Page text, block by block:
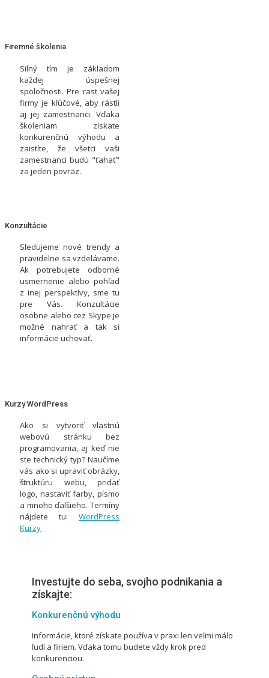
Firemné školenia
Silný tím je základom
každej úspešnej
spoločnosti. Pre rast vašej
firmy je kľúčové, aby rástli
aj jej zamestnanci. Vďaka
školeniam získate
konkurenčnú výhodu a
zaistíte, že všetci vaši
zamestnanci budú "ťahať"
za jeden povraz.
Konzultácie
Sledujeme nové trendy a
pravidelne sa vzdelávame.
Ak potrebujete odborné
usmernenie alebo pohľad
z inej perspektívy, sme tu
pre Vás. Konzultácie
osobne alebo cez Skype je
možné nahrať a tak si
informácie uchovať.
Kurzy WordPress
Ako si vytvoriť vlastnú
webovú stránku bez
programovania, aj keď nie
ste technický typ? Naučíme
vás ako si upraviť obrázky,
štruktúru webu, pridať
logo, nastaviť farby, písmo
a mnoho ďalšieho. Termíny
nájdete tu: WordPress
Kurzy
Investujte do seba, svojho podnikania a
získajte:
Konkurenčnú výhodu
Informácie, ktoré získate používa v praxi len veľmi málo
ľudí a firiem. Vďaka tomu budete vždy krok pred
konkurenciou.